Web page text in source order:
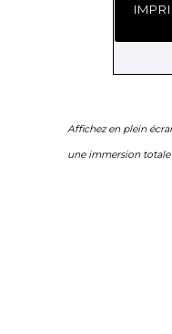
Affichez en plein
une immersion totale